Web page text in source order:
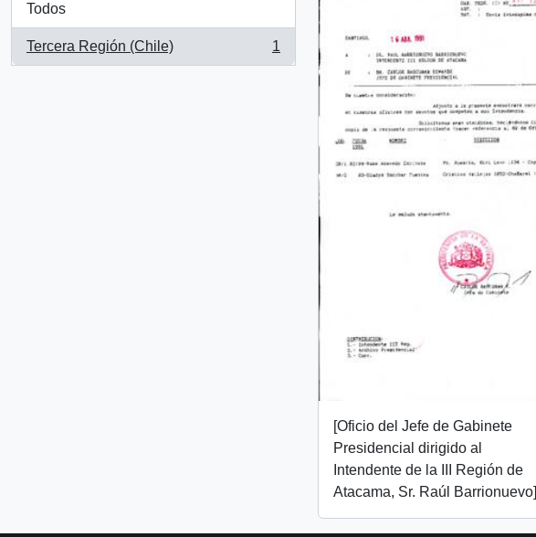
Todos
Tercera Región (Chile)
, 1 resultados
1
[Oficio del Jefe de Gabinete
Presidencial dirigido al
Intendente de la III Región de
Atacama, Sr. Raúl Barrionuevo]